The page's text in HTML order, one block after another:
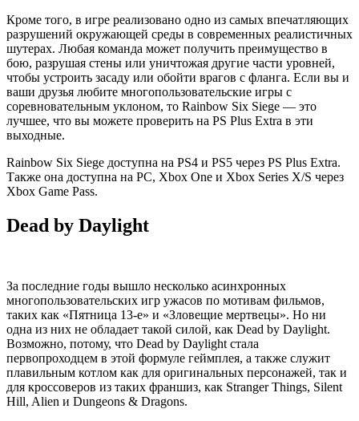
Кроме того, в игре реализовано одно из самых впечатляющих
разрушений окружающей среды в современных реалистичных
шутерах. Любая команда может получить преимущество в
бою, разрушая стены или уничтожая другие части уровней,
чтобы устроить засаду или обойти врагов с фланга. Если вы и
ваши друзья любите многопользовательские игры с
соревновательным уклоном, то Rainbow Six Siege — это
лучшее, что вы можете проверить на PS Plus Extra в эти
выходные.
Rainbow Six Siege доступна на PS4 и PS5 через PS Plus Extra.
Также она доступна на PC, Xbox One и Xbox Series X/S через
Xbox Game Pass.
Dead by Daylight
За последние годы вышло несколько асинхронных
многопользовательских игр ужасов по мотивам фильмов,
таких как «Пятница 13-е» и «Зловещие мертвецы». Но ни
одна из них не обладает такой силой, как Dead by Daylight.
Возможно, потому, что Dead by Daylight стала
первопроходцем в этой формуле геймплея, а также служит
плавильным котлом как для оригинальных персонажей, так и
для кроссоверов из таких франшиз, как Stranger Things, Silent
Hill, Alien и Dungeons & Dragons.